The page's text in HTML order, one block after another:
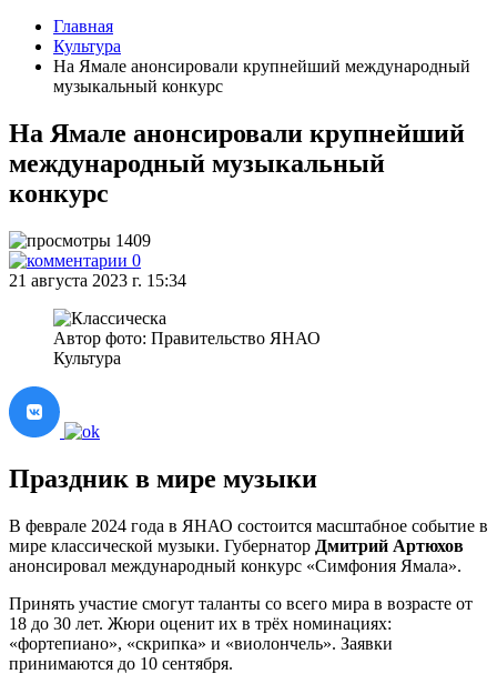
Главная
Культура
На Ямале анонсировали крупнейший международный
музыкальный конкурс
На Ямале анонсировали крупнейший
международный музыкальный
конкурс
1409
0
21 августа 2023 г. 15:34
Автор фото: Правительство ЯНАО
Культура
Праздник в мире музыки
В феврале 2024 года в ЯНАО состоится масштабное событие в
мире классической музыки. Губернатор Дмитрий Артюхов
анонсировал международный конкурс «Симфония Ямала».
Принять участие смогут таланты со всего мира в возрасте от
18 до 30 лет. Жюри оценит их в трёх номинациях:
«фортепиано», «скрипка» и «виолончель». Заявки
принимаются до 10 сентября.